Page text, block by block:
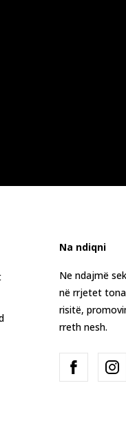
Na ndiqni
Ne ndajmë
në rrjetet
risitë,
rreth nesh.